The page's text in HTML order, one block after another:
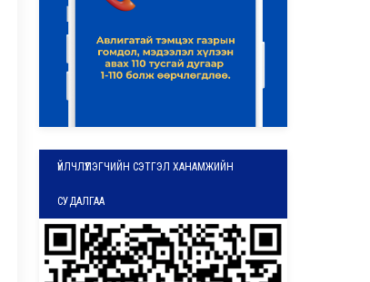
ҮЙЛЧЛҮҮЛЭГЧИЙН СЭТГЭЛ ХАНАМЖИЙН
СУДАЛГАА